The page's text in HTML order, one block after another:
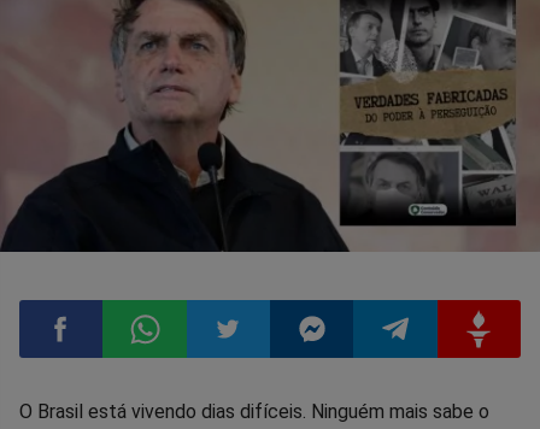
CompartilharCompartilharCompartilharCompartilharCompartilhar
O Brasil está vivendo dias difíceis. Ninguém mais sabe o